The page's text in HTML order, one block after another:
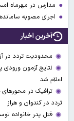
مدارس در مهرماه
اجرای مصوبه
آخرین اخبار
محدودیت تردد در آزادراه
نتایج آزمون
اعلام شد
ترافیک در
تردد در کندوان و هراز